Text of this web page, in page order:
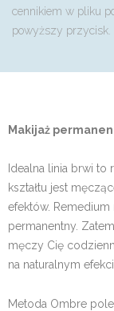
cennikiem w pliku
powyższy przycisk.
Makijaż
Idealna linia brwi to
kształtu jest
efektów.
permanentny.
męczy Cię
na naturalnym
Metoda Ombre